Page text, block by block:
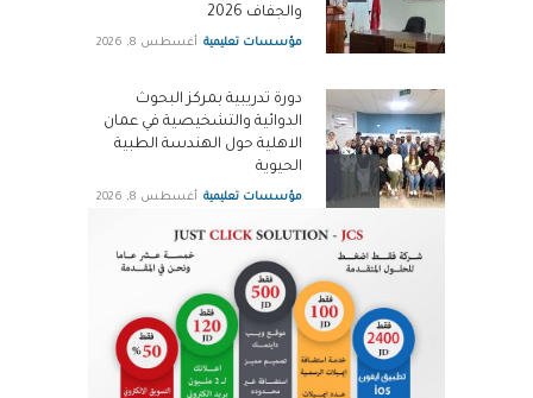
والجفاف 2026
مؤسسات تعليمية أغسطس 8, 2026
دورة تدريبية بمركز البحوث
الدوائية والتشخيصية في عمان
الاهلية حول الهندسة الطبية
الحيوية
مؤسسات تعليمية أغسطس 8, 2026
الرواد ضمن قائمة فوربس لأقوى
الرؤساء التنفيذيين في الشرق
الأوسط لعام 2026
شركات واعمال أغسطس 8, 2026